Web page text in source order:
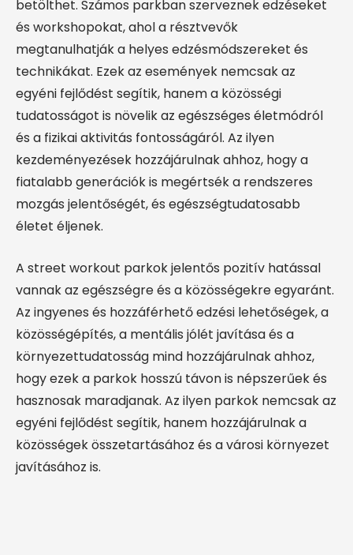
betölthet. Számos parkban szerveznek edzéseket
és workshopokat, ahol a résztvevők
megtanulhatják a helyes edzésmódszereket és
technikákat. Ezek az események nemcsak az
egyéni fejlődést segítik, hanem a közösségi
tudatosságot is növelik az egészséges életmódról
és a fizikai aktivitás fontosságáról. Az ilyen
kezdeményezések hozzájárulnak ahhoz, hogy a
fiatalabb generációk is megértsék a rendszeres
mozgás jelentőségét, és egészségtudatosabb
életet éljenek.
A street workout parkok jelentős pozitív hatással
vannak az egészségre és a közösségekre egyaránt.
Az ingyenes és hozzáférhető edzési lehetőségek, a
közösségépítés, a mentális jólét javítása és a
környezettudatosság mind hozzájárulnak ahhoz,
hogy ezek a parkok hosszú távon is népszerűek és
hasznosak maradjanak. Az ilyen parkok nemcsak az
egyéni fejlődést segítik, hanem hozzájárulnak a
közösségek összetartásához és a városi környezet
javításához is.